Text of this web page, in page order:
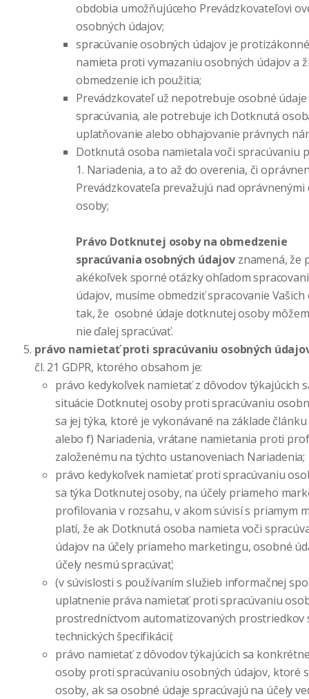
obdobia umožňujúceho Prevádzkovateľovi
osobných údajov;
spracúvanie osobných údajov je
namieta proti vymazaniu osobných údajov a
obmedzenie ich použitia;
Prevádzkovateľ už nepotrebuje osobné
spracúvania, ale potrebuje ich Dotknutá
uplatňovanie alebo obhajovanie právnych
Dotknutá osoba namietala voči spracúvaniu
1. Nariadenia, a to až do overenia, či
Prevádzkovateľa prevažujú nad
osoby;
Právo Dotknutej osoby na obmedzenie
spracúvania osobných údajovznamená, že
akékoľvek sporné otázky ohľadom
údajov, musíme obmedziť spracovanie
tak, že osobné údaje dotknutej osoby
nie ďalej spracúvať.
právo namietať proti spracúvaniu osobných
čl. 21 GDPR, ktorého obsahom je:
právo kedykoľvek namietať z dôvodov týkajúcich
situácie Dotknutej osoby proti spracúvaniu
sa jej týka, ktoré je vykonávané na základe článku
alebo f) Nariadenia, vrátane namietania proti
založenému na týchto ustanoveniach Nariadenia;
právo kedykoľvek namietať proti spracúvaniu
sa týka Dotknutej osoby, na účely priameho
profilovania v rozsahu, v akom súvisí s priamym
platí, že ak Dotknutá osoba namieta voči
údajov na účely priameho marketingu, osobné
účely nesmú spracúvať;
(v súvislosti s používaním služieb informačnej
uplatnenie práva namietať proti spracúvaniu
prostredníctvom automatizovaných prostriedkov
technických špecifikácií;
právo namietať z dôvodov týkajúcich sa
osoby proti spracúvaniu osobných údajov, ktoré
osoby, ak sa osobné údaje spracúvajú na účely